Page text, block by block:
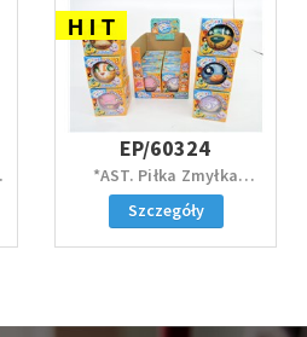
H I T
EP/60324
*AST. Piłka Zmyłka
Zwierzaki, seria 2, 6 ass.
Szczegóły